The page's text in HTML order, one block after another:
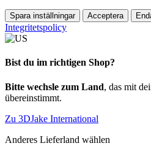
Spara inställningar Acceptera
Integritetspolicy
Bist du im richtigen Shop?
Bitte wechsle zum Land, das mit
übereinstimmt.
Zu 3DJake International
Anderes Lieferland wählen